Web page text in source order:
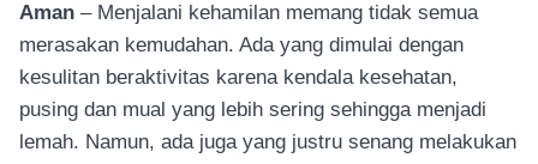
Aman – Menjalani kehamilan memang tidak semua
merasakan kemudahan. Ada yang dimulai dengan
kesulitan beraktivitas karena kendala kesehatan,
pusing dan mual yang lebih sering sehingga menjadi
lemah. Namun, ada juga yang justru senang melakukan